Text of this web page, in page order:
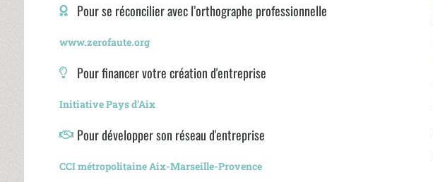
Pour se réconcilier avec l’orthographe professionnelle
www.zerofaute.org
Pour financer votre création d'entreprise
Initiative Pays d’Aix
Pour développer son réseau d'entreprise
CCI métropolitaine Aix-Marseille-Provence